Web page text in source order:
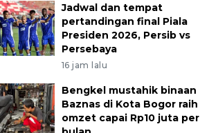
Jadwal dan tempat
pertandingan final Piala
Presiden 2026, Persib vs
Persebaya
16 jam lalu
Bengkel mustahik binaan
Baznas di Kota Bogor raih
omzet capai Rp10 juta per